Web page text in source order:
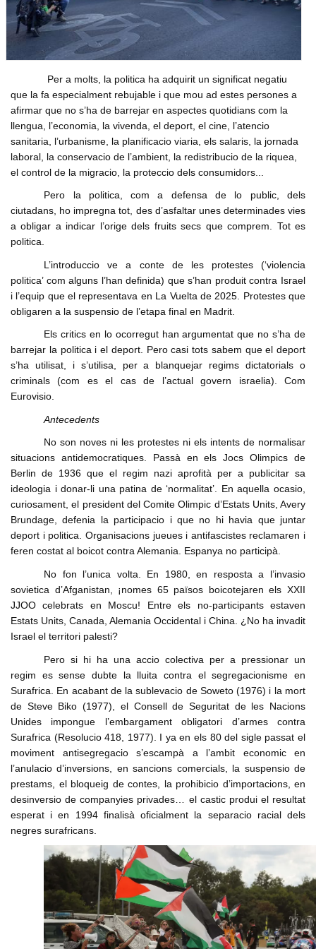
Infraestructures
Politica
Opinio
Societat
Denuncia social
ACNV
Economia
Formacio complementaria
Normes d'El Puig
Usuari*
Crear nou conte
Solicitar una nova contrasenya
Contactar
Afilia't
Cursos IEV
Per a molts, la politica ha adquirit un significat negatiu
que la fa especialment rebujable i que mou ad estes persones a
afirmar que no s’ha de barrejar en aspectes quotidians com la
llengua, l’economia, la vivenda, el deport, el cine, l’atencio
sanitaria, l’urbanisme, la planificacio viaria, els salaris, la jornada
laboral, la conservacio de l’ambient, la redistribucio de la riquea,
el control de la migracio, la proteccio dels consumidors...
Pero la politica, com a defensa de lo public, dels
ciutadans, ho impregna tot, des d’asfaltar unes determinades vies
a obligar a indicar l’orige dels fruits secs que comprem. Tot es
politica.
L’introduccio ve a conte de les protestes (‘violencia
politica’ com alguns l’han definida) que s’han produit contra Israel
i l’equip que el representava en La Vuelta de 2025. Protestes que
obligaren a la suspensio de l’etapa final en Madrit.
Els critics en lo ocorregut han argumentat que no s’ha de
barrejar la politica i el deport. Pero casi tots sabem que el deport
s’ha utilisat, i s’utilisa, per a blanquejar regims dictatorials o
criminals (com es el cas de l’actual govern israelia). Com
Eurovisio.
Antecedents
No son noves ni les protestes ni els intents de normalisar
situacions antidemocratiques. Passà en els Jocs Olimpics de
Berlin de 1936 que el regim nazi aprofità per a publicitar sa
ideologia i donar-li una patina de ‘normalitat’. En aquella ocasio,
curiosament, el president del Comite Olimpic d’Estats Units, Avery
Brundage, defenia la participacio i que no hi havia que juntar
deport i politica. Organisacions jueues i antifascistes reclamaren i
feren costat al boicot contra Alemania. Espanya no participà.
No fon l’unica volta. En 1980, en resposta a l’invasio
sovietica d’Afganistan, ¡nomes 65 països boicotejaren els XXII
JJOO celebrats en Moscu! Entre els no-participants estaven
Estats Units, Canada, Alemania Occidental i China. ¿No ha invadit
Israel el territori palesti?
Pero si hi ha una accio colectiva per a pressionar un
regim es sense dubte la lluita contra el segregacionisme en
Surafrica. En acabant de la sublevacio de Soweto (1976) i la mort
de Steve Biko (1977), el Consell de Seguritat de les Nacions
Unides impongue l’embargament obligatori d’armes contra
Surafrica (Resolucio 418, 1977). I ya en els 80 del sigle passat el
moviment antisegregacio s’escampà a l’ambit economic en
l’anulacio d’inversions, en sancions comercials, la suspensio de
prestams, el bloqueig de contes, la prohibicio d’importacions, en
desinversio de companyies privades… el castic produi el resultat
esperat i en 1994 finalisà oficialment la separacio racial dels
negres surafricans.